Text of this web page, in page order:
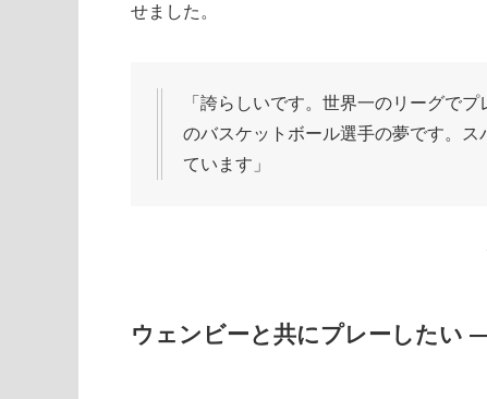
せました。
「誇らしいです。世界一のリーグで
のバスケットボール選手の夢です。
ています」
ウェンビーと共にプレーしたい